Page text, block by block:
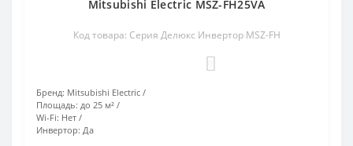
Mitsubishi Electric MSZ-FH25VA
Код товара: Серия Делюкс Инвертор MSZ-FH
Бренд: Mitsubishi Electric
Площадь: до 25 м²
Wi-Fi: Нет
Инвертор: Да